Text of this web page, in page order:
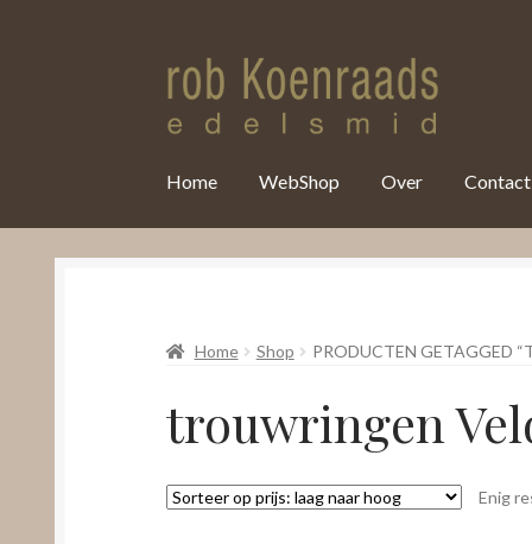
Home WebShop Over Contact
Home Shop PRODUCTEN GETAGGED
trouwringen
Enig